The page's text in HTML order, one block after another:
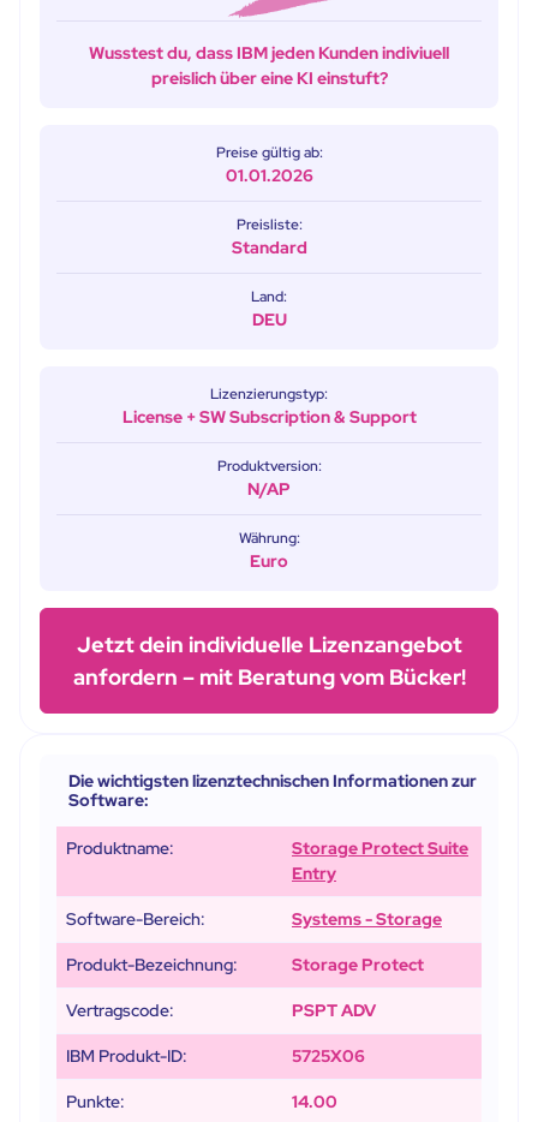
Wusstest du, dass IBM jeden Kunden indiviuell
preislich über eine KI einstuft?
Preise gültig ab:
01.01.2026
Preisliste:
Standard
Land:
DEU
Lizenzierungstyp:
License + SW Subscription & Support
Produktversion:
N/AP
Währung:
Euro
Jetzt dein individuelle Lizenzangebot
anfordern – mit Beratung vom Bücker!
Die wichtigsten lizenztechnischen Informationen zur
Software:
Produktname:
Storage Protect Suite
Entry
Software-Bereich: Systems - Storage
Produkt-Bezeichnung: Storage Protect
Vertragscode: PSPT ADV
IBM Produkt-ID: 5725X06
Punkte: 14.00